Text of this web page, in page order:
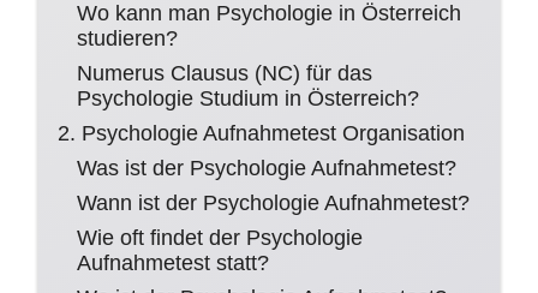
Wo kann man Psychologie in Österreich
studieren?
Numerus Clausus (NC) für das
Psychologie Studium in Österreich?
2. Psychologie Aufnahmetest Organisation
Was ist der Psychologie Aufnahmetest?
Wann ist der Psychologie Aufnahmetest?
Wie oft findet der Psychologie
Aufnahmetest statt?